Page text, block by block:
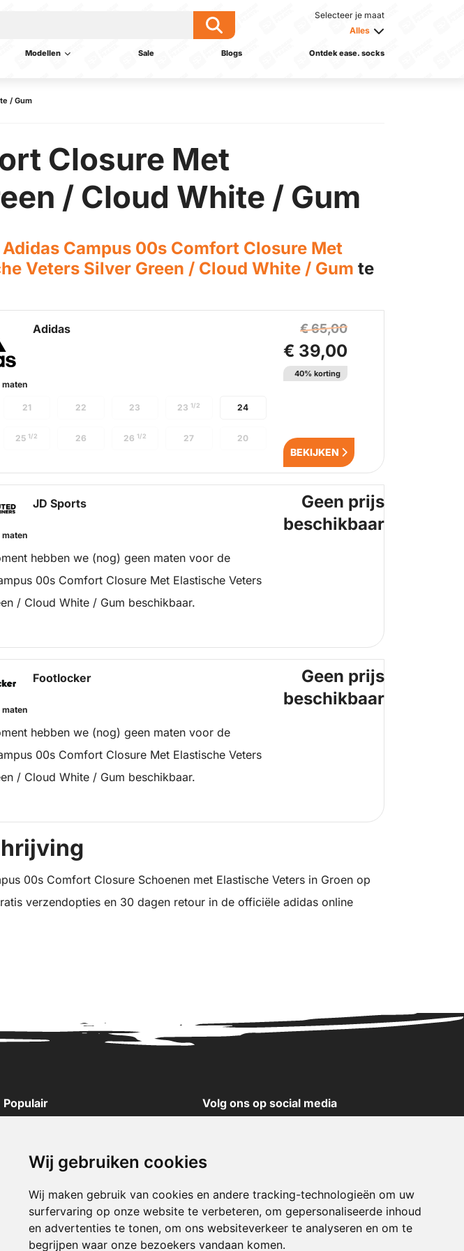
Wij gebruiken cookies
Wij maken gebruik van cookies en andere tracking-technologieën om uw
surfervaring op onze website te verbeteren, om gepersonaliseerde inhoud
en advertenties te tonen, om ons websiteverkeer te analyseren en om te
begrijpen waar onze bezoekers vandaan komen.
Selecteer je maat
Alles
Modellen Sale Blogs Ontdek ease. socks
/ Gum
Closure Met
/ Cloud White / Gum
Adidas Campus 00s Comfort Closure Met
Veters Silver Green / Cloud White / Gum te
JD Sports
hebben we (nog) geen maten voor de
00s Comfort Closure Met Elastische Veters
/ Cloud White / Gum beschikbaar.
Geen prijs
beschikbaar
Footlocker
hebben we (nog) geen maten voor de
00s Comfort Closure Met Elastische Veters
/ Cloud White / Gum beschikbaar.
Geen prijs
beschikbaar
Adidas
24
20
21 22 23 231/2
251/2 26 26 1/2 27
€ 65,00
€ 39,00
40% korting
BEKIJKEN
00s Comfort Closure Schoenen met Elastische Veters in Groen op
verzendopties en 30 dagen retour in de officiële adidas online
Populair
New Balance sneakers
Puma sneakers
Converse sneakers
Volg ons op social media
X
Pinterest